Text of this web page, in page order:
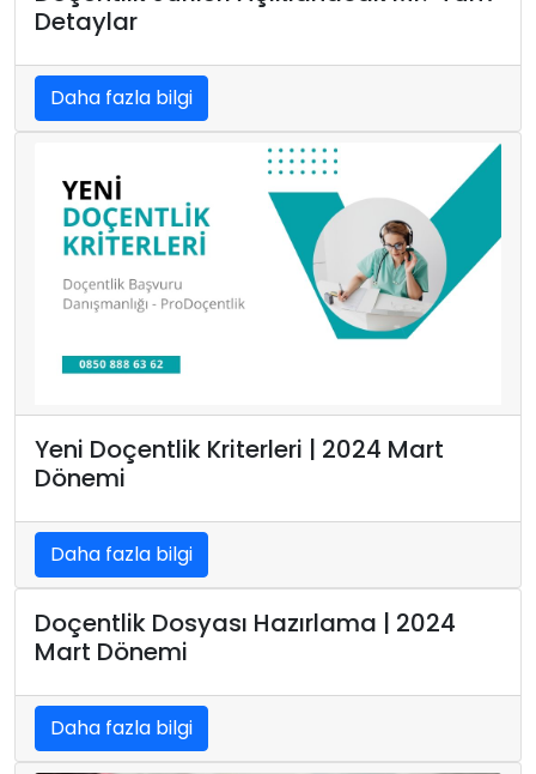
Detaylar
Daha fazla bilgi
Yeni Doçentlik Kriterleri | 2024 Mart
Dönemi
Daha fazla bilgi
Doçentlik Dosyası Hazırlama | 2024
Mart Dönemi
Daha fazla bilgi